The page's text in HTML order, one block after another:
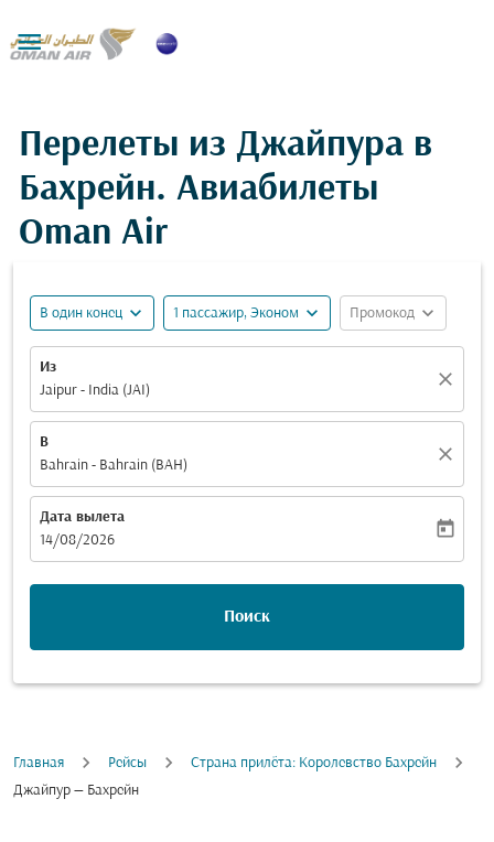

Перелеты из Джайпура в
Бахрейн. Авиабилеты
Oman Air
В один конец expand_more 1 пассажир, Эконом expand_more Промокод expand_more
Из
Jaipur - India (JAI)
close
В
Bahrain - Bahrain (BAH)
close
Дата вылета
fc-booking-departure-date-aria-label
14/08/2026
today
Поиск
Главная Рейсы
Cтрана прилёта: Королевство Бахрейн
Джайпур — Бахрейн